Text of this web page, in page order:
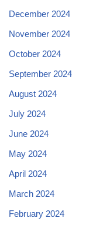
December 2024
November 2024
October 2024
September 2024
August 2024
July 2024
June 2024
May 2024
April 2024
March 2024
February 2024